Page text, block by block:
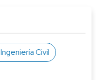
Ingeniería Civil